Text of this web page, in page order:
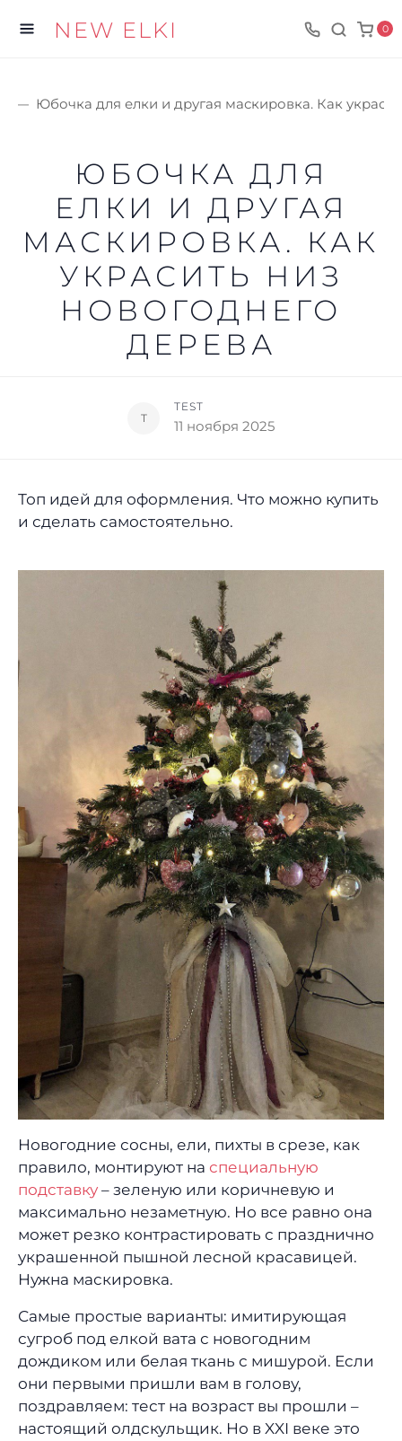
NEW ELKI 0
Юбочка для елки и другая маскировка. Как
ЮБОЧКА ДЛЯ
ЕЛКИ И ДРУГАЯ
МАСКИРОВКА. КАК
УКРАСИТЬ НИЗ
НОВОГОДНЕГО
ДЕРЕВА
T
TEST
11 ноября 2025
Топ идей для оформления. Что можно купить
и сделать самостоятельно.
Новогодние сосны, ели, пихты в срезе, как
правило, монтируют на специальную
подставку – зеленую или коричневую и
максимально незаметную. Но все равно она
может резко контрастировать с празднично
украшенной пышной лесной красавицей.
Нужна маскировка.
Самые простые варианты: имитирующая
сугроб под елкой вата с новогодним
дождиком или белая ткань с мишурой. Если
они первыми пришли вам в голову,
поздравляем: тест на возраст вы прошли –
настоящий олдскульщик. Но в XXI веке это